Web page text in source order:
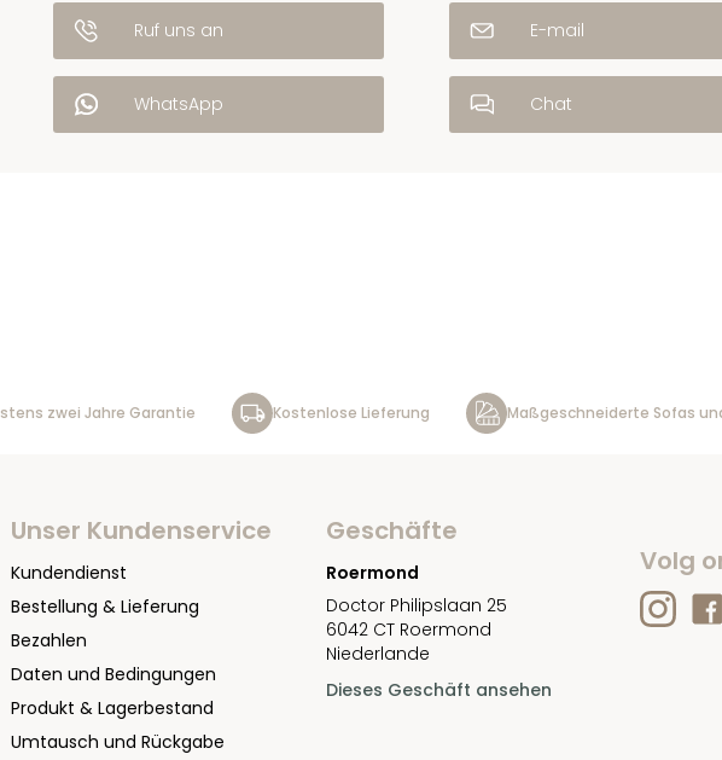
Ruf uns an E-mail
WhatsApp Chat
zwei Jahre Garantie Kostenlose Lieferung Maßgeschneiderte Sofas
Unser Kundenservice
Kundendienst
Bestellung & Lieferung
Bezahlen
Daten und Bedingungen
Produkt & Lagerbestand
Umtausch und Rückgabe
Geschäfte
Roermond
Doctor Philipslaan 25
6042 CT Roermond
Niederlande
Dieses Geschäft ansehen
Volg